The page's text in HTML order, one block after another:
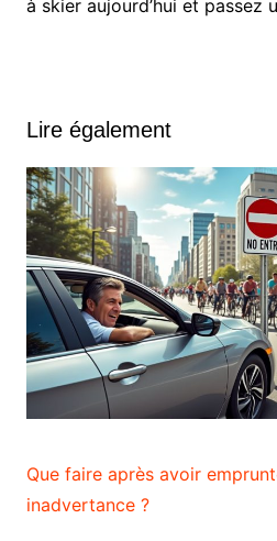
à skier aujourd’hui et passez
Lire également
Que faire après avoir
inadvertance ?